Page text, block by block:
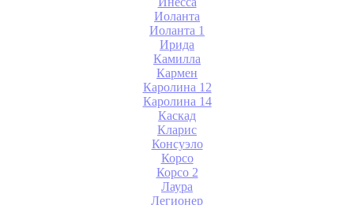
Иоланта
Иоланта 1
Ирида
Камилла
Кармен
Каролина 12
Каролина 14
Каскад
Кларис
Консуэло
Корсо
Корсо 2
Лаура
Легионер